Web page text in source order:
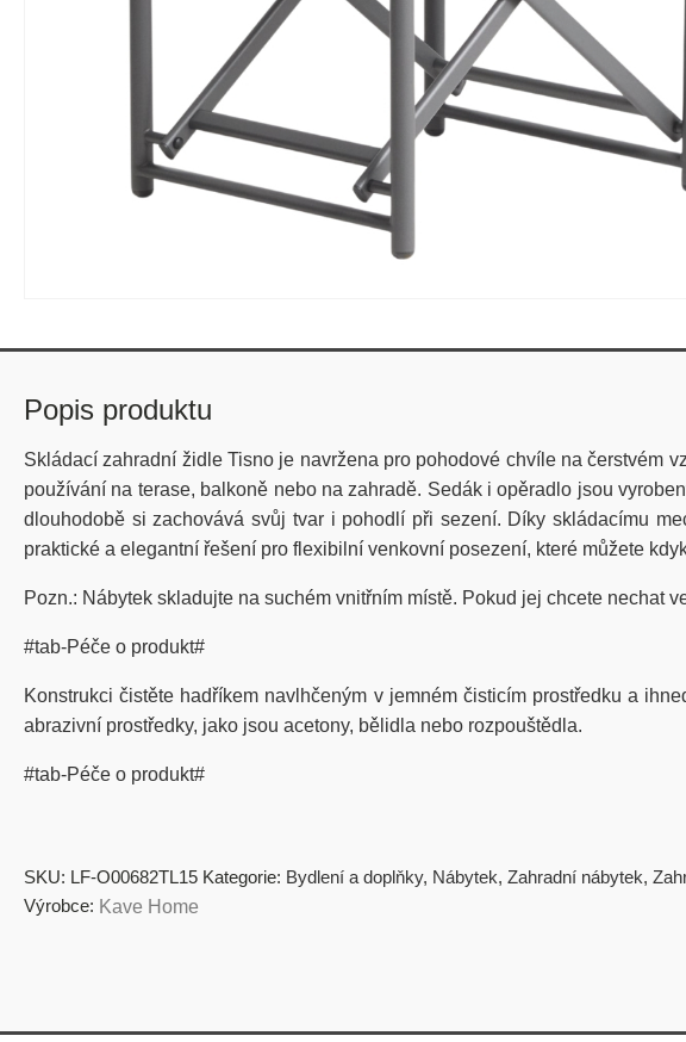
Popis produktu
Skládací zahradní židle Tisno je navržena pro pohodové chvíle na čerstvém
používání na terase, balkoně nebo na zahradě. Sedák i opěradlo jsou
dlouhodobě si zachovává svůj tvar i pohodlí při sezení. Díky skládacímu
praktické a elegantní řešení pro flexibilní venkovní posezení, které můžete
Pozn.: Nábytek skladujte na suchém vnitřním místě. Pokud jej chcete nechat
#tab-Péče o produkt#
Konstrukci čistěte hadříkem navlhčeným v jemném čisticím prostředku a
abrazivní prostředky, jako jsou acetony, bělidla nebo rozpouštědla.
#tab-Péče o produkt#
SKU: LF-O00682TL15 Kategorie: Bydlení a doplňky, Nábytek, Zahradní nábytek,
Výrobce: Kave Home